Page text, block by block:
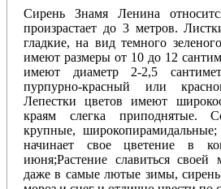
Сирень Знамя Ленина
произрастает до 3 метров.
гладкие, на вид темного
имеют размеры от 10 до 12
имеют диаметр 2-2,5
пурпурно-красный или
Лепестки цветов имеют
краям слегка приподнятые.
крупные,
начинает свое цветение в
июня;Растение славиться своей
даже в самые лютые зимы,